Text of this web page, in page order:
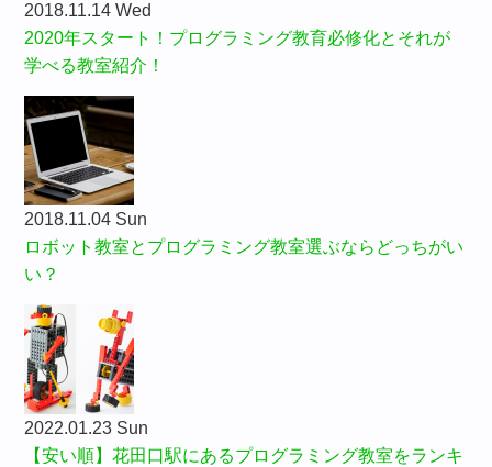
2018.11.14 Wed
2020年スタート！プログラミング教育必修化とそれが
学べる教室紹介！
2018.11.04 Sun
ロボット教室とプログラミング教室選ぶならどっちがい
い？
2022.01.23 Sun
【安い順】花田口駅にあるプログラミング教室をランキ